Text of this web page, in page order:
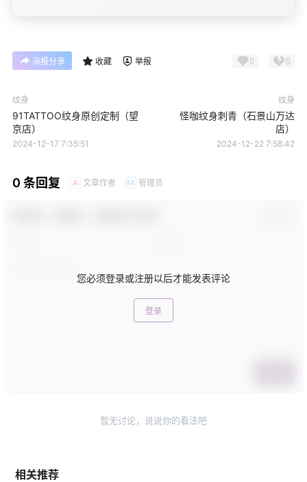
海报分享 收藏 举报 0 0
纹身
91TATTOO纹身原创定制（望
京店）
2024-12-17 7:35:51
纹身
怪咖纹身刺青（石景山万达
店）
2024-12-22 7:58:42
0 条回复 A 文章作者 M 管理员
您必须登录或注册以后才能发表评论
登录
暂无讨论，说说你的看法吧
相关推荐